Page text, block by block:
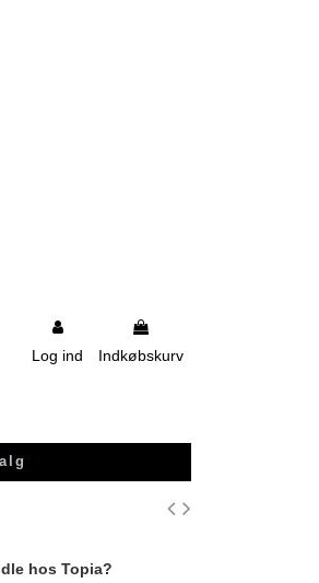
Log ind Indkøbskurv
hos Topia?